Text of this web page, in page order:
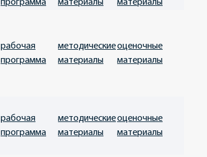
программа
материалы
материалы
рабочая
программа
методические
материалы
оценочные
материалы
рабочая
программа
методические
материалы
оценочные
материалы